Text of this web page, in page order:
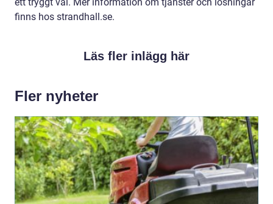
ett tryggt val. Mer information om tjänster och lösningar
finns hos strandhall.se.
Läs fler inlägg här
Fler nyheter